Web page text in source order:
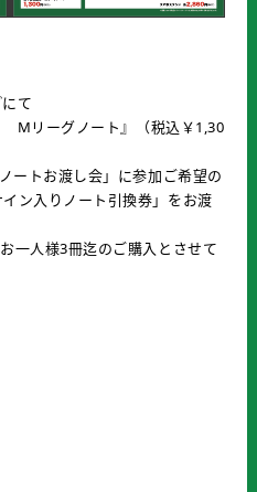
て
Mリーグノート』（税込￥1,30
ートお渡し会」に参加ご希望の
ン入りノート引換券」をお渡
一人様3冊迄のご購入とさせて